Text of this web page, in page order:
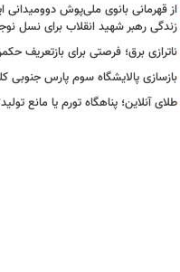
از قهرمانی بانوی ملی‌پوش دوومیدانی
زندگی رهبر شهید انقلاب برای نسل
ناترازی برق؛ فرصتی برای بازتعریف
بازسازی پالایشگاه سوم پارس جنوبی
طلای آنلاین؛ پناهگاه تورم یا مانع